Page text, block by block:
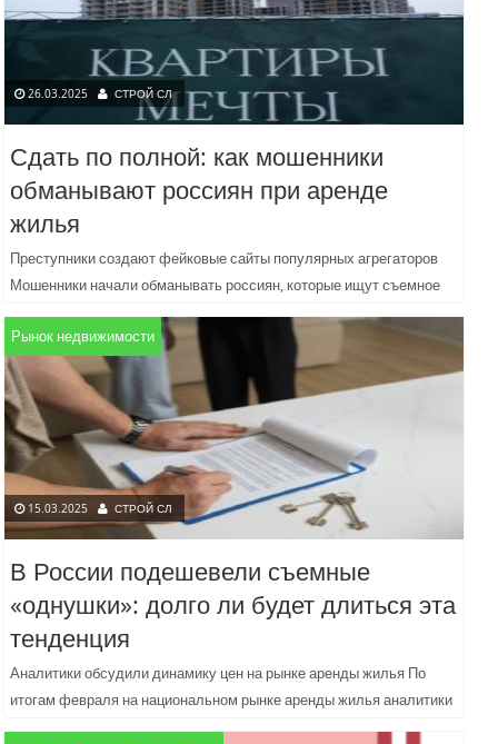
26.03.2025 СТРОЙ СЛ
Сдать по полной: как мошенники
обманывают россиян при аренде
жилья
Преступники создают фейковые сайты популярных агрегаторов
Мошенники начали обманывать россиян, которые ищут съемное
квартирами по низким ценам,...
Рынок недвижимости
15.03.2025 СТРОЙ СЛ
В России подешевели съемные
«однушки»: долго ли будет длиться эта
тенденция
Аналитики обсудили динамику цен на рынке аренды жилья По
итогам февраля на национальном рынке аренды жилья аналитики